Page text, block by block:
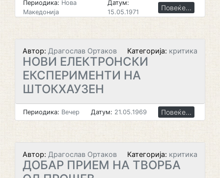
Периодика: Нова
Македонија
Датум:
15.05.1971
Повеќе...
Автор: Драгослав Ортаков Категорија: критика
НОВИ ЕЛЕКТРОНСКИ
ЕКСПЕРИМЕНТИ НА
ШТОКХАУЗЕН
Периодика: Вечер Датум: 21.05.1969 Повеќе...
Автор: Драгослав Ортаков Категорија: критика
ДОБАР ПРИЕМ НА ТВОРБА